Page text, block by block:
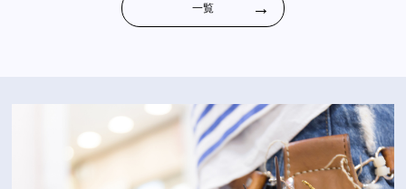
一覧